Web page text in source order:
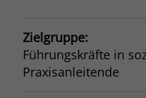
Zielgruppe:
Führungskräfte in
Praxisanleitende